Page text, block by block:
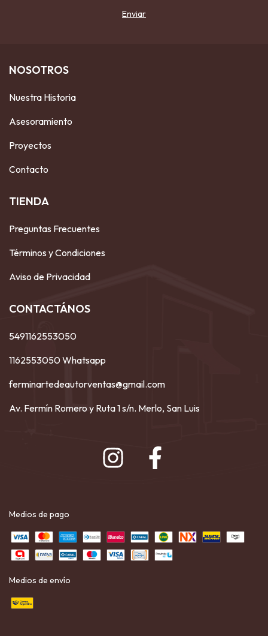
NOSOTROS
Nuestra Historia
Asesoramiento
Proyectos
Contacto
TIENDA
Preguntas Frecuentes
Términos y Condiciones
Aviso de Privacidad
CONTACTÁNOS
5491162553050
1162553050 Whatsapp
ferminartedeautorventas@gmail.com
Av. Fermín Romero y Ruta 1 s/n. Merlo, San Luis
Medios de pago
Medios de envío